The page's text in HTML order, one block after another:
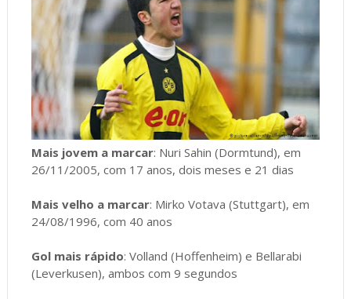
Mais jovem a marcar: Nuri Sahin (Dormtund), em
26/11/2005, com 17 anos, dois meses e 21 dias
Mais velho a marcar: Mirko Votava (Stuttgart), em
24/08/1996, com 40 anos
Gol mais rápido: Volland (Hoffenheim) e Bellarabi
(Leverkusen), ambos com 9 segundos